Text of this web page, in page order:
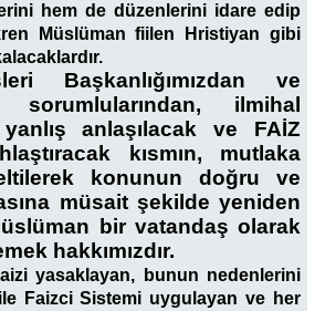
hem de düzenlerini idare edip
Müslüman fiilen Hristiyan gibi
Başkanlığımızdan ve
ilmihal
anlaşılacak ve FAİZ
kısmın, mutlaka
konunun doğru ve
müsait şekilde yeniden
bir vatandaş olarak
hakkımızdır.
yasaklayan, bunun nedenlerini
Faizci Sistemi uygulayan ve her